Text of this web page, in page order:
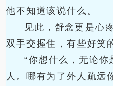
他不知道该说什么。
见此，舒念更是心
双手交握住，有些好笑
“你想什么，无论你
人。哪有为了外人疏远